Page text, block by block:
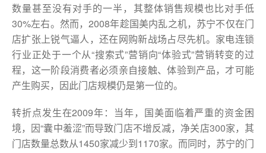
数量甚至没有对手的一半，其整体销售规模也比对手低
30%左右。然而，2008年趁国美内乱之机，苏宁不仅在门
店扩张上锐气逼人，还在网购新战场占尽先机。家电连锁
行业正处于一个从“搜索式”营销向“体验式”营销转变的过
程，这一阶段消费者必须亲自接触、体验到产品，才可能
产生购买，因此门店规模仍是第一位的。
转折点发生在2009年：当年，国美面临着严重的资金困
境，因“囊中羞涩”而导致门店不增反减，净关店300家，其
门店数量总数从1450家减少到1170家。而同时，苏宁的门